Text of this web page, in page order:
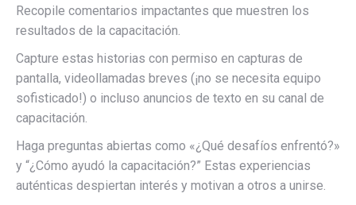
Recopile comentarios impactantes que muestren los
resultados de la capacitación.
Capture estas historias con permiso en capturas de
pantalla, videollamadas breves (¡no se necesita equipo
sofisticado!) o incluso anuncios de texto en su canal de
capacitación.
Haga preguntas abiertas como «¿Qué desafíos enfrentó?»
y “¿Cómo ayudó la capacitación?” Estas experiencias
auténticas despiertan interés y motivan a otros a unirse.